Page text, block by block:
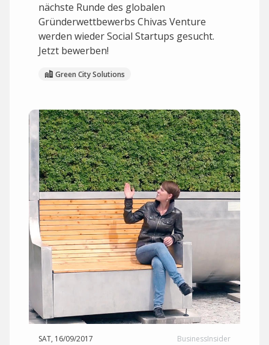
nächste Runde des globalen
Gründerwettbewerbs Chivas Venture
werden wieder Social Startups gesucht.
Jetzt bewerben!
Green City Solutions
SAT, 16/09/2017 BusinessInsider